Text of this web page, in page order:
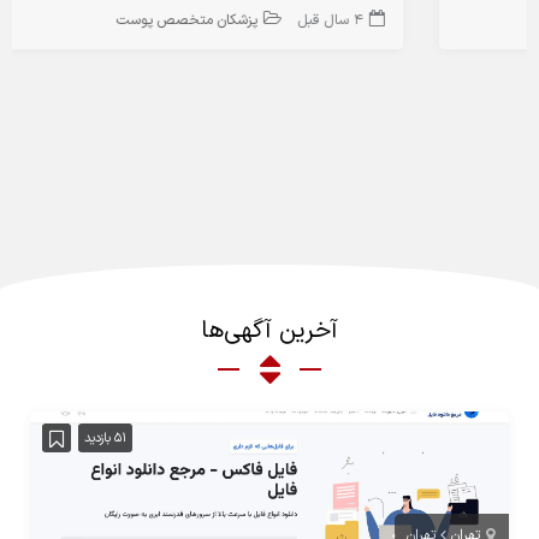
پزشکان متخصص پوست
آخرین آگهی‌ها
51 بازدید